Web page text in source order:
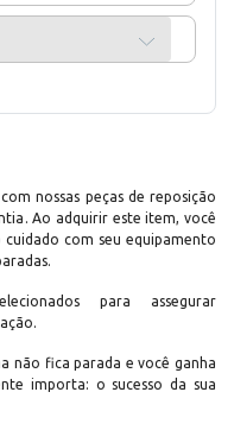
nossas peças de reposição
Ao adquirir este item, você
com seu equipamento
para assegurar
não fica parada e você ganha
importa: o sucesso da sua